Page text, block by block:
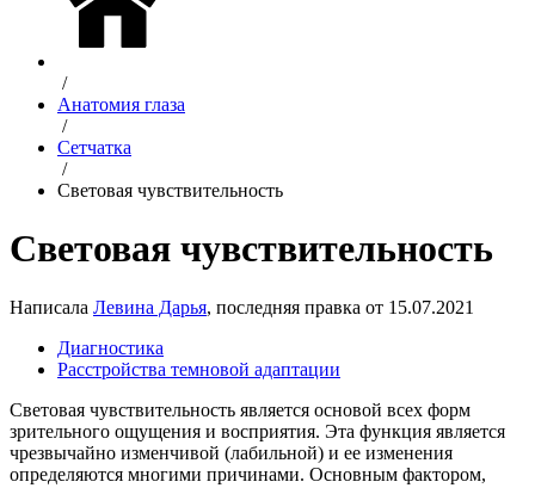
/
Анатомия глаза
/
Сетчатка
/
Световая чувствительность
Световая чувствительность
Написала Левина Дарья, последняя правка от 15.07.2021
Диагностика
Расстройства темновой адаптации
Световая чувствительность является основой всех форм
зрительного ощущения и восприятия. Эта функция является
чрезвычайно изменчивой (лабильной) и ее изменения
определяются многими причинами. Основным фактором,